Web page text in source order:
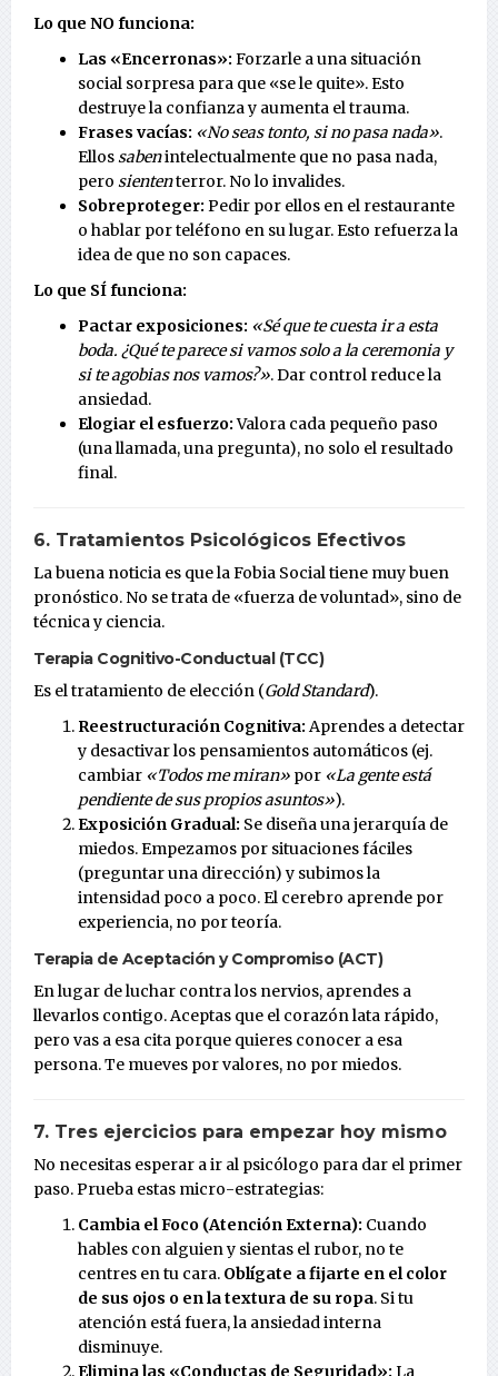
Lo que NO funciona:
Las «Encerronas»: Forzarle a una situación
social sorpresa para que «se le quite». Esto
destruye la confianza y aumenta el trauma.
Frases vacías: «No seas tonto, si no pasa nada».
Ellossabenintelectualmente que no pasa nada,
pero siententerror. No lo invalides.
Sobreproteger: Pedir por ellos en el restaurante
o hablar por teléfono en su lugar. Esto refuerza la
idea de que no son capaces.
Lo que SÍ funciona:
Pactar exposiciones: «Sé que te cuesta ir a esta
boda. ¿Qué te parece si vamos solo a la ceremonia y
si te agobias nos vamos?». Dar control reduce la
ansiedad.
Elogiar el esfuerzo:Valora cada pequeño paso
(una llamada, una pregunta), no solo el resultado
final.
6. Tratamientos Psicológicos Efectivos
La buena noticia es que la Fobia Social tiene muy buen
pronóstico. No se trata de «fuerza de voluntad», sino de
técnica y ciencia.
Terapia Cognitivo-Conductual (TCC)
Es el tratamiento de elección (Gold Standard).
Reestructuración Cognitiva: Aprendes a detectar
y desactivar los pensamientos automáticos (ej.
cambiar «Todos me miran» por «La gente está
pendiente de sus propios asuntos»).
Exposición Gradual: Se diseña una jerarquía de
miedos. Empezamos por situaciones fáciles
(preguntar una dirección) y subimos la
intensidad poco a poco. El cerebro aprende por
experiencia, no por teoría.
Terapia de Aceptación y Compromiso (ACT)
En lugar de luchar contra los nervios, aprendes a
llevarlos contigo. Aceptas que el corazón lata rápido,
pero vas a esa cita porque quieres conocer a esa
persona. Te mueves por valores, no por miedos.
7. Tres ejercicios para empezar hoy mismo
No necesitas esperar a ir al psicólogo para dar el primer
paso. Prueba estas micro-estrategias:
Cambia el Foco (Atención Externa): Cuando
hables con alguien y sientas el rubor, no te
centres en tu cara. Oblígate a fijarte en el color
de sus ojos o en la textura de su ropa. Si tu
atención está fuera, la ansiedad interna
disminuye.
Elimina las «Conductas de Seguridad»: La